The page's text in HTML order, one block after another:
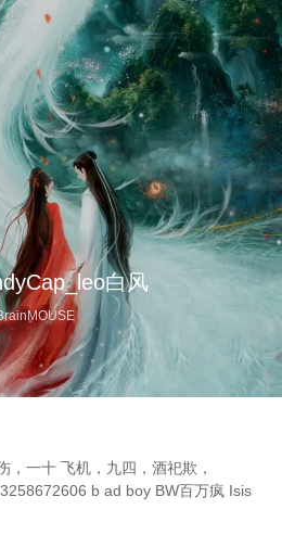
白风
，一十 飞机，九四，酒祀欺，
boy BW百万疯 Isis